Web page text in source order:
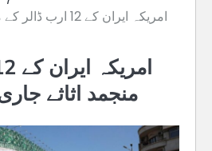
امریکہ ایران کے
منجمد اثاثے